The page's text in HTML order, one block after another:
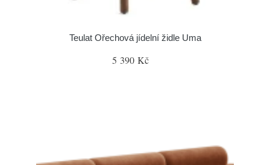
Teulat Ořechová jídelní židle Uma
5 390 Kč